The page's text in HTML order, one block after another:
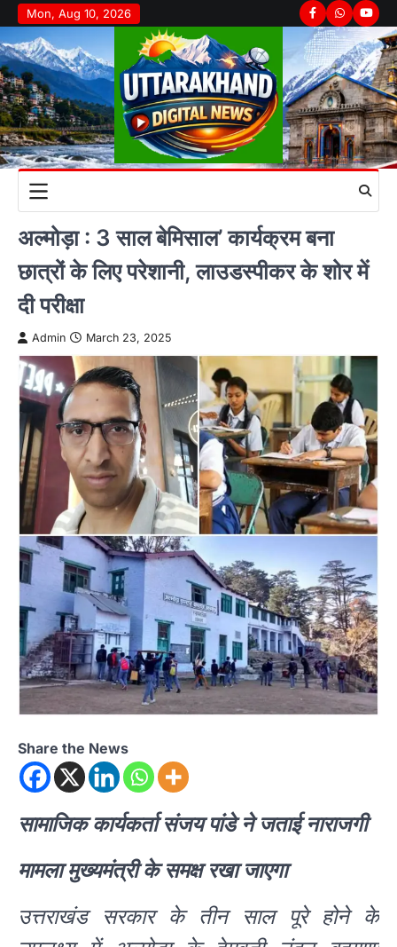
Skip
to
content
Mon, Aug 10, 2026 Facebook
Whatsapp
अल्मोड़ा : 3 साल बेमिसाल’ कार्यक्रम बना
छात्रों के लिए परेशानी, लाउडस्पीकर के शोर में
दी परीक्षा
Admin March 23, 2025
Share the News
सामाजिक कार्यकर्ता संजय पांडे ने जताई नाराजगी
मामला मुख्यमंत्री के समक्ष रखा जाएगा
उत्तराखंड सरकार के तीन साल पूरे होने के